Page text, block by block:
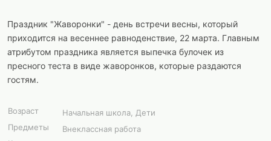
Праздник "Жаворонки" - день встречи весны, который
приходится на весеннее равноденствие, 22 марта. Главным
атрибутом праздника является выпечка булочек из
пресного теста в виде жаворонков, которые раздаются
гостям.
Возраст
Начальная школа, Дети
Предметы
Внеклассная работа